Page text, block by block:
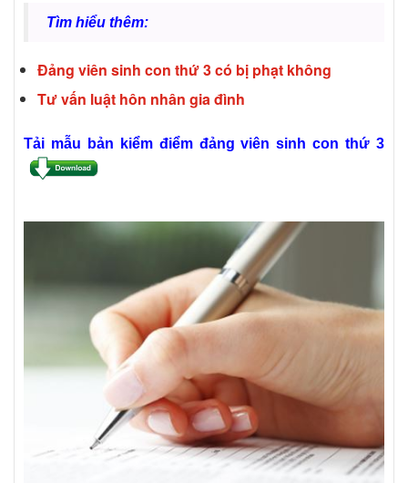
Tìm hiểu thêm:
Đảng viên sinh con thứ 3 có bị phạt không
Tư vấn luật hôn nhân gia đình
Tải mẫu bản kiểm điểm đảng viên sinh con thứ 3